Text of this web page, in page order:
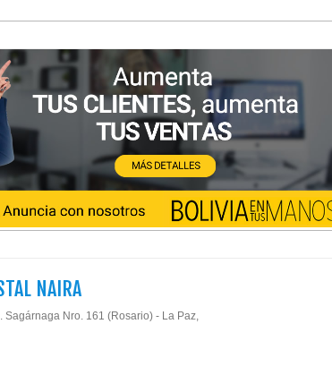
NAIRA
Sagárnaga Nro. 161 (Rosario) - La Paz,